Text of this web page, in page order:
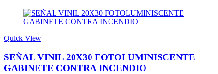
Quick View
SEÑAL VINIL 20X30 FOTOLUMINISCENTE
GABINETE CONTRA INCENDIO